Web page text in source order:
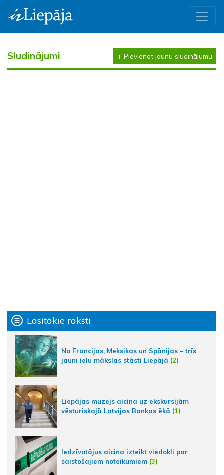
Sludinājumi + Pievienot jaunu sludinājumu
Lasītākie raksti
No Francijas, Meksikas un Spānijas – trīs
jauni ielu mākslas stāsti Liepājā (2)
Liepājas muzejs aicina uz ekskursijām
vēsturiskajā Latvijas Bankas ēkā (1)
Iedzīvotājus aicina izteikt viedokli par
saistošajiem noteikumiem (3)